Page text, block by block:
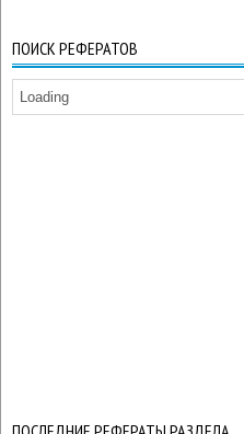
ПОИСК РЕФЕРАТОВ
Loading